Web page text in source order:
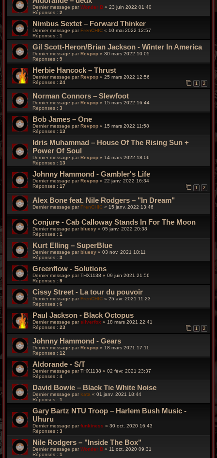
Dernier message par Wonder B « 23 juin 2022 01:40
Réponses : 2
Nimbus Sextet – Forward Thinker
Dernier message parFrenCHIC « 10 mai 2022 12:57
Réponses : 1
Gil Scott-Heron/Brian Jackson - Winter In America
Dernier message par Revpop « 30 mars 2022 10:05
Réponses : 9
Herbie Hancock – Thrust
Dernier message parRevpop « 25 mars 2022 12:56
Réponses : 24 1 2
Norman Connors – Slewfoot
Dernier message par Revpop « 15 mars 2022 16:44
Réponses : 3
Bob James – One
Dernier message parRevpop « 15 mars 2022 11:58
Réponses : 13
Idris Muhammad – House Of The Rising Sun +
Power Of Soul
Dernier message par Revpop « 14 mars 2022 18:06
Réponses : 13
Johnny Hammond - Gambler's Life
Dernier message parRevpop « 22 janv. 2022 16:34
Réponses : 17 1 2
Alex Bone feat. Nile Rodgers – "In Dream"
Dernier message par FrenCHIC « 15 janv. 2022 13:46
Conjure - Cab Calloway Stands In For The Moon
Dernier message parbluesy « 05 janv. 2022 20:38
Réponses : 1
Kurt Elling – SuperBlue
Dernier message par bluesy « 03 nov. 2021 18:11
Réponses : 3
Greenflow - Solutions
Dernier message parTHX1138 « 09 juin 2021 21:56
Réponses : 9
Cissy Street - La tour du pouvoir
Dernier message par FrenCHIC « 25 avr. 2021 11:23
Réponses : 6
Paul Jackson - Black Octopus
Dernier message parsilverfox « 18 mars 2021 22:41
Réponses : 23 1 2
Johnny Hammond - Gears
Dernier message par Revpop « 18 mars 2021 17:11
Réponses : 12
Aldorande - S/T
Dernier message parTHX1138 « 02 févr. 2021 23:37
Réponses : 4
David Bowie – Black Tie White Noise
Dernier message par kata « 01 janv. 2021 18:44
Réponses : 1
Gary Bartz NTU Troop – Harlem Bush Music -
Uhuru
Dernier message par funkiness « 30 oct. 2020 16:43
Réponses : 3
Nile Rodgers – "Inside The Box"
Dernier message par Wonder B « 11 oct. 2020 09:31
Réponses : 1